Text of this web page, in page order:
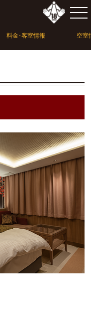
料金･客室情報 空室